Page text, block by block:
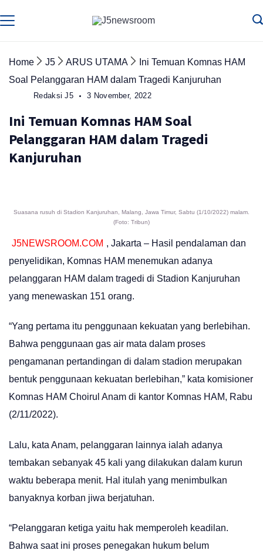
to
Home J5 ARUS UTAMA
Ini Temuan Komnas HAM
Soal Pelanggaran HAM dalam Tragedi Kanjuruhan
Redaksi J5 3 November, 2022
Ini Temuan Komnas HAM Soal
Pelanggaran HAM dalam Tragedi
Kanjuruhan
Suasana rusuh di Stadion Kanjuruhan, Malang, Jawa Timur, Sabtu (1/10/2022) malam.
(Foto: Tribun)
J5NEWSROOM.COM , Jakarta – Hasil pendalaman dan
penyelidikan, Komnas HAM menemukan adanya
pelanggaran HAM dalam tragedi di Stadion Kanjuruhan
yang menewaskan 151 orang.
“Yang pertama itu penggunaan kekuatan yang berlebihan.
Bahwa penggunaan gas air mata dalam proses
pengamanan pertandingan di dalam stadion merupakan
bentuk penggunaan kekuatan berlebihan,” kata komisioner
Komnas HAM Choirul Anam di kantor Komnas HAM, Rabu
(2/11/2022).
Lalu, kata Anam, pelanggaran lainnya ialah adanya
tembakan sebanyak 45 kali yang dilakukan dalam kurun
waktu beberapa menit. Hal itulah yang menimbulkan
banyaknya korban jiwa berjatuhan.
“Pelanggaran ketiga yaitu hak memperoleh keadilan.
Bahwa saat ini proses penegakan hukum belum